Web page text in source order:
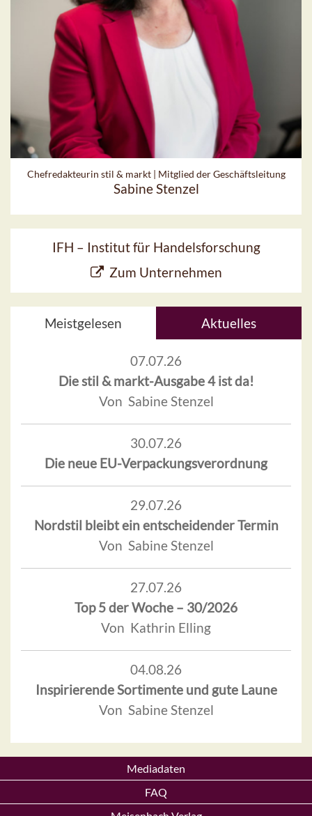
Chefredakteurin stil & markt | Mitglied der Geschäftsleitung
Sabine Stenzel
IFH – Institut für Handelsforschung
Zum Unternehmen
Meistgelesen Aktuelles
07.07.26
Die stil & markt-Ausgabe 4 ist da!
Von Sabine Stenzel
30.07.26
Die neue EU-Verpackungsverordnung
29.07.26
Nordstil bleibt ein entscheidender Termin
Von Sabine Stenzel
27.07.26
Top 5 der Woche – 30/2026
Von Kathrin Elling
04.08.26
Inspirierende Sortimente und gute Laune
Von Sabine Stenzel
Mediadaten
FAQ